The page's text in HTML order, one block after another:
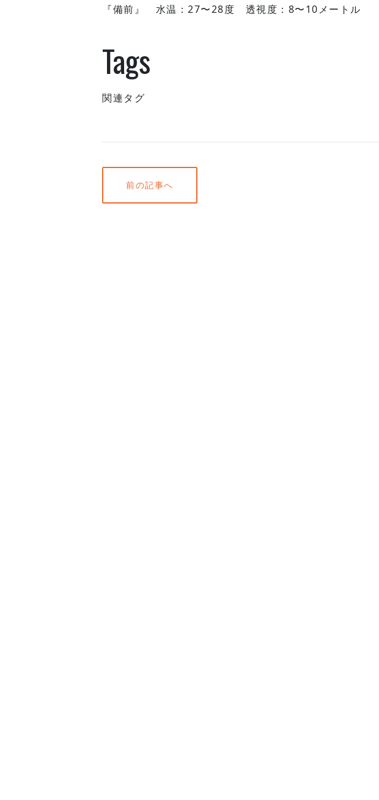
『備前』 水温：27〜28度 透視度：8〜10メートル
Tags
関連タグ
前の記事へ